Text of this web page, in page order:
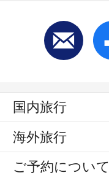
国内旅行
海外旅行
ご予約について